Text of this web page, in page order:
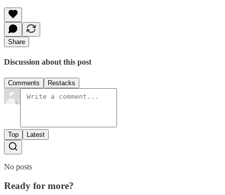
Share
Discussion about this post
Comments Restacks
Top Latest
No posts
Ready for more?